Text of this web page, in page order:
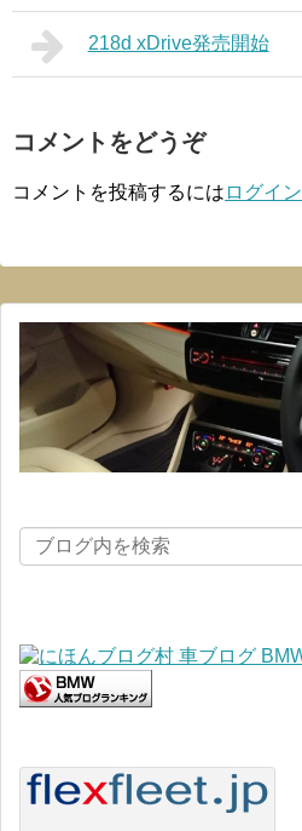
218d xDrive発売開始
コメントをどうぞ
コメントを投稿するには ログイン